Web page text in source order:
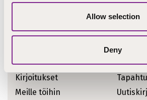
Allow selection
Deny
Ajankohtaiset asiat
Tiedotteet
Kirjoitukset
Meille töihin
STEPcast